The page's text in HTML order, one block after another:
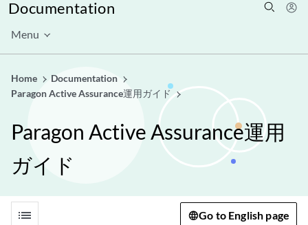
Documentation
Menu
Home
Documentation
Paragon Active Assurance運用ガイド
Paragon Active Assurance運用
ガイド
list Go to English page